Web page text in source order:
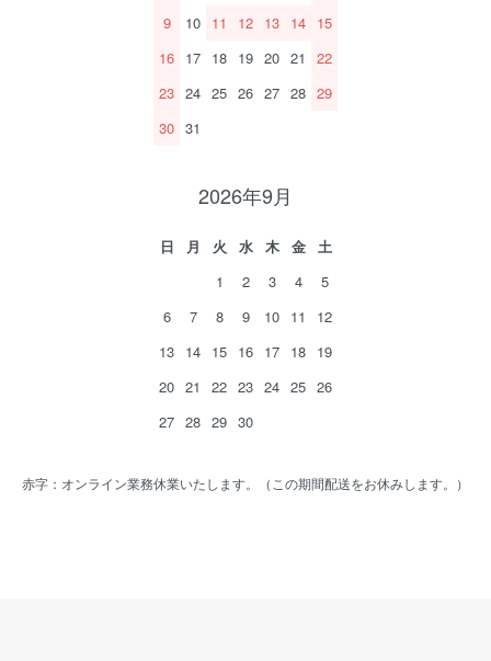
9
10 11 12 13 14 15
16 17 18 19 20 21
22
23 24 25 26 27 28 29
30 31
2026年9月
日 月 火 水 木 金
土
1
2 3 4
5
6
7 8 9 10 11
12
13 14 15 16 17 18 19
20 21 22 23 24 25 26
27 28 29 30
赤字：オンライン業務休業いたします。（この期間配送をお休みします。）